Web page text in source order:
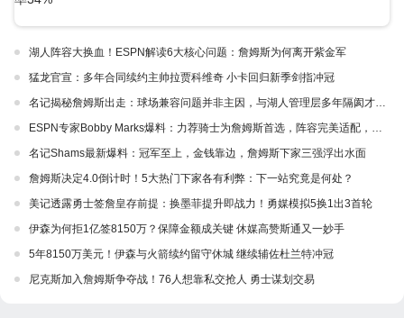
湖人阵容大换血！ESPN解读6大核心问题：詹姆斯为何离开紫金军
猛龙官宣：多年合同续约主帅拉贾科维奇 小卡回归新季剑指冲冠
名记揭秘詹姆斯出走：球场兼容问题并非主因，与湖人管理层多年隔阂才是真正导火索
ESPN专家Bobby Marks爆料：力荐骑士为詹姆斯首选，阵容完美适配，家乡情怀加分
名记Shams最新爆料：冠军至上，金钱靠边，詹姆斯下家三强浮出水面
詹姆斯决定4.0倒计时！5大热门下家各有利弊：下一站究竟是何处？
美记透露勇士签詹皇存前提：换墨菲提升即战力！勇媒模拟5换1出3首轮
伊森为何拒1亿签8150万？保障金额成关键 休媒高赞斯通又一妙手
5年8150万美元！伊森与火箭续约留守休城 继续辅佐杜兰特冲冠
尼克斯加入詹姆斯争夺战！76人想靠私交抢人 勇士谋划交易